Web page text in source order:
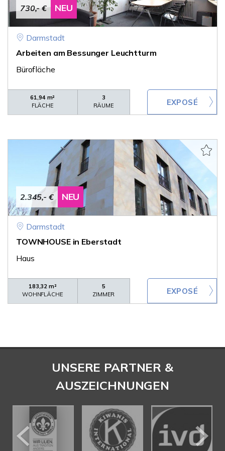
730,- € NEU
Darmstadt
Arbeiten am Bessunger Leuchtturm
Bürofläche
61,94 m²
FLÄCHE
3
RÄUME
2.345,- € NEU
Darmstadt
TOWNHOUSE in Eberstadt
Haus
183,32 m²
WOHNFLÄCHE
5
ZIMMER
UNSERE PARTNER &
AUSZEICHNUNGEN